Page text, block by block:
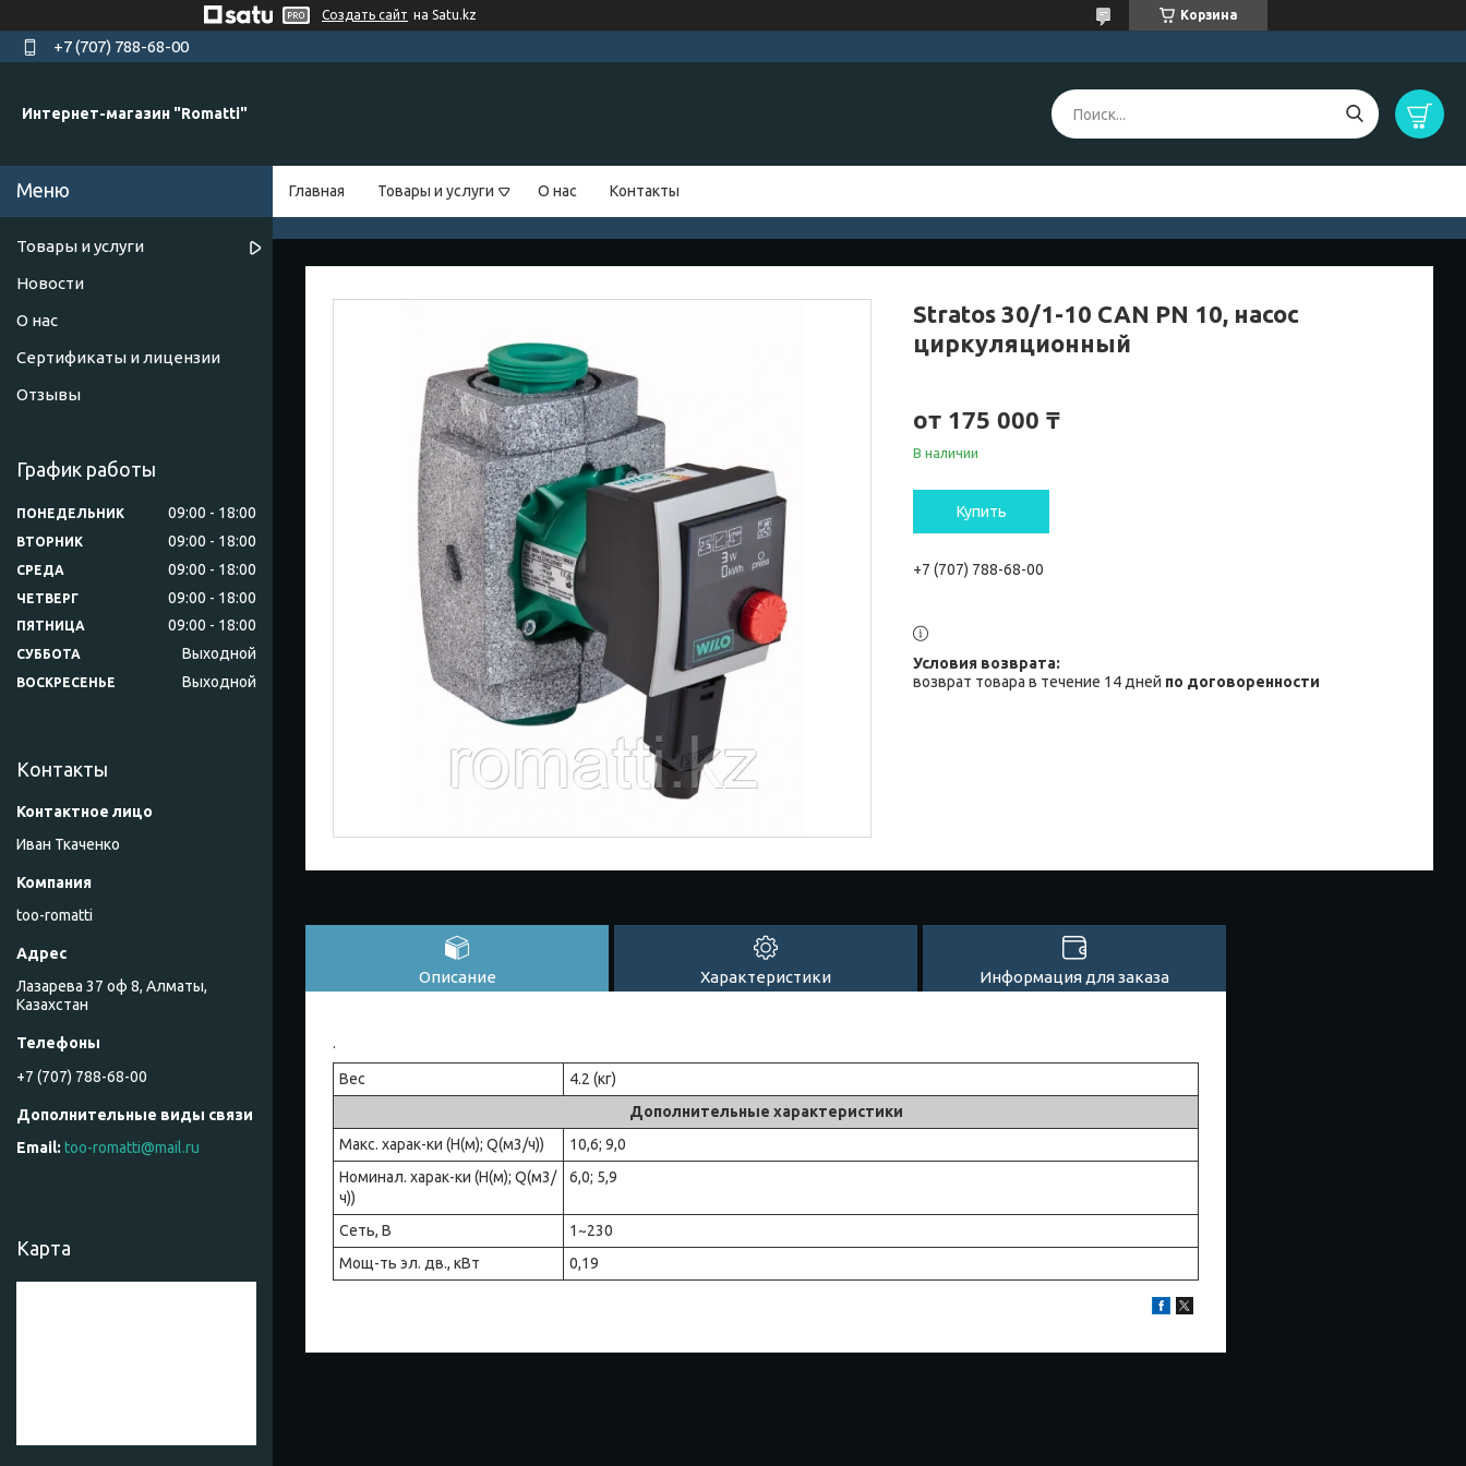
Создать сайт на Satu.kz Корзина
+7 (707) 788-68-00
Интернет-магазин "Romatti"
Главная Товары и услуги О нас Контакты
Stratos 30/1-10 CAN PN 10, насос
циркуляционный
от 175 000 ₸
В наличии
Купить
+7 (707) 788-68-00
возврат товара в течение 14 дней по договоренности
Описание Характеристики Информация для заказа
.
Вес
4.2 (кг)
Дополнительные характеристики
Макс. харак-ки (Н(м); Q(м3/ч))
10,6; 9,0
Номинал. харак-ки (Н(м); Q(м3/
ч))
6,0; 5,9
Сеть, В
1~230
Мощ-ть эл. дв., кВт
0,19
Товары и услуги
Новости
О нас
Сертификаты и лицензии
Отзывы
График работы
ПОНЕДЕЛЬНИК 09:00 18:00
ВТОРНИК 09:00 18:00
СРЕДА 09:00 18:00
ЧЕТВЕРГ 09:00 18:00
ПЯТНИЦА 09:00 18:00
СУББОТА Выходной
ВОСКРЕСЕНЬЕ Выходной
Контакты
Иван Ткаченко
too-romatti
Лазарева 37 оф 8, Алматы,
Казахстан
+7 (707) 788-68-00
too-romatti@mail.ru
Карта